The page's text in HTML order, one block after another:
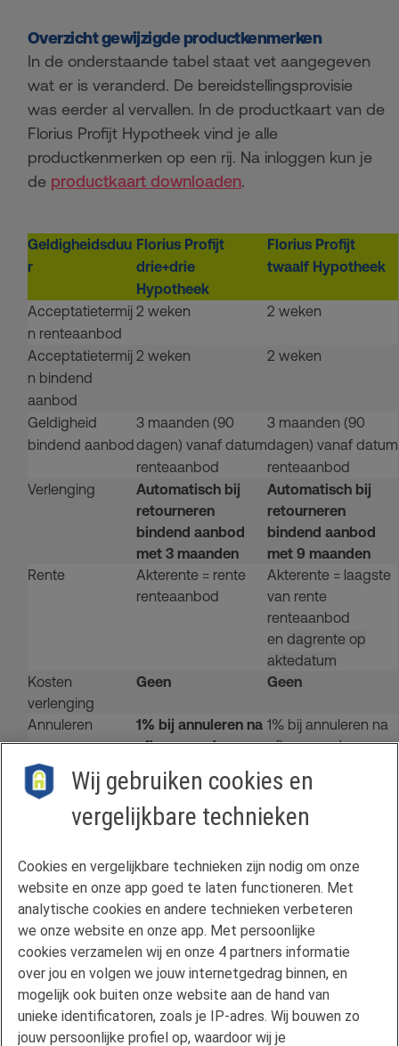
Overzicht gewijzigde productkenmerken
In de onderstaande tabel staat vet aangegeven
wat er is veranderd. De bereidstellingsprovisie
was eerder al vervallen. In de productkaart van de
Florius Profijt Hypotheek vind je alle
productkenmerken op een rij. Na inloggen kun je
de productkaart downloaden.
Geldigheidsduu
r
Florius Profijt
drie+drie
Hypotheek
Florius Profijt
twaalf Hypotheek
Acceptatietermij
n renteaanbod
2 weken 2 weken
Acceptatietermij
n bindend
aanbod
2 weken 2 weken
Geldigheid
bindend aanbod
3 maanden (90
dagen) vanaf datum
renteaanbod
3 maanden (90
dagen) vanaf datum
renteaanbod
Verlenging
Automatisch bij
retourneren
bindend aanbod
met 3 maanden
Automatisch bij
retourneren
bindend aanbod
met 9 maanden
Rente
Akterente = rente
renteaanbod
Akterente = laagste
van rente
renteaanbod
en dagrente op
aktedatum
Kosten
verlenging
Geen Geen
Annuleren
1% bij annuleren na
afloop van 1e
geldigheidstermijn
van 3 maanden
1% bij annuleren na
afloop van 1e
van 3 maanden
Veelgestelde vragen
Klachtenregeling
Privacyverklaring
Disclaimer
Gebruikersvoorwaarden FAN
Actuele rente
Wij gebruiken cookies en
vergelijkbare technieken
Cookies en vergelijkbare technieken zijn nodig om onze
website en onze app goed te laten functioneren. Met
analytische cookies en andere technieken verbeteren
we onze website en onze app. Met persoonlijke
cookies verzamelen wij en onze 4 partners informatie
over jou en volgen we jouw internetgedrag binnen, en
mogelijk ook buiten onze website aan de hand van
unieke identificatoren, zoals je IP-adres. Wij bouwen zo
jouw persoonlijke profiel op, waardoor wij je